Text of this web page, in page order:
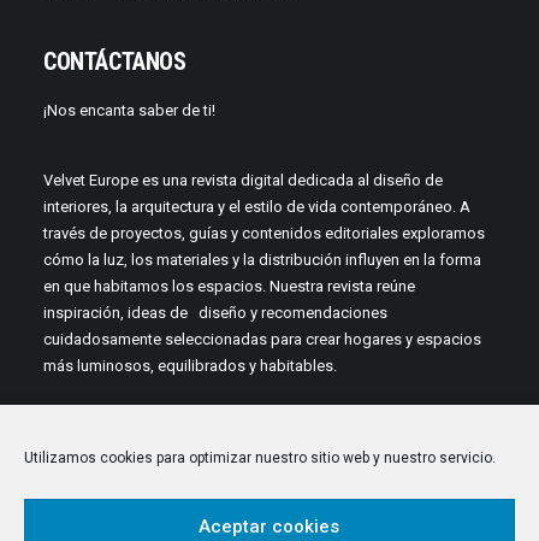
Utilizamos cookies para optimizar nuestro sitio web y nuestro servicio.
Aceptar cookies
CONTÁCTANOS
¡Nos encanta saber de ti!
Velvet Europe es una revista digital dedicada al diseño de
interiores, la arquitectura y el estilo de vida contemporáneo. A
través de proyectos, guías y contenidos editoriales exploramos
cómo la luz, los materiales y la distribución influyen en la forma
en que habitamos los espacios. Nuestra revista reúne
inspiración, ideas de diseño y recomendaciones
cuidadosamente seleccionadas para crear hogares y espacios
más luminosos, equilibrados y habitables.